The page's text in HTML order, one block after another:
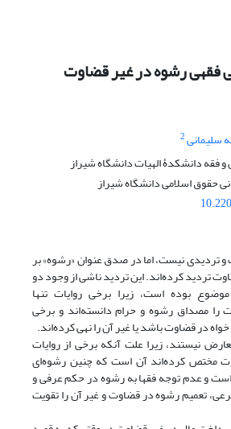
فقهی رشوه در غیر قضاوت
سلیمانی2
فقه دانشکدۀ الهیات دانشگاه شیراز
حقوق اسلامی دانشگاه شیراز
نیست، اما در صدق عنوان «رشوه» بر
تردید کرده‌اند. این تردید ناشی از وجود دو
بوده است، زیرا برخی روایات تنها
را مصداق رشوه و حرام دانسته‌اند و برخی
در قضاوت باشد یا غیر آن را نهی کرده‌اند.
نیستند، زیرا علت آنکه برخی از روایات
مختص کرده‌اند آن است که چنین رشوه‌ای
است و عدم توجه فقها به رشوه در حکم عرفی و
تعمیم رشوه در قضاوت و غیر آن را تقویت